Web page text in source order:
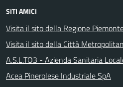
SITI AMICI
Visita il sito della Regione
Visita il sito della Città
A.S.L.TO3 - Azienda Sanitaria
Acea Pinerolese Industriale SpA